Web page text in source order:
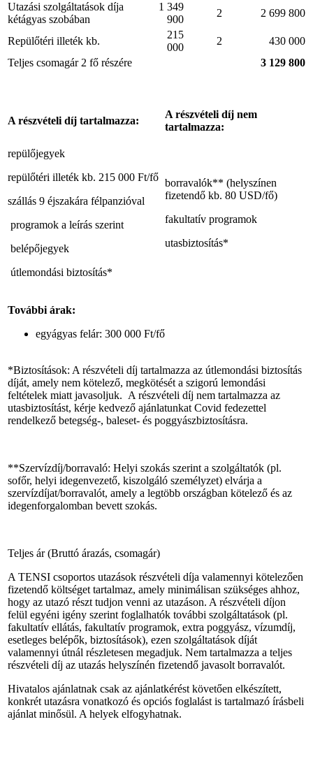
Utazási szolgáltatások díja
kétágyas szobában
1 349
900
2 2 699 800
Repülőtéri illeték kb.
215
000
2
430 000
Teljes csomagár 2 fő részére
3 129 800
A részvételi díj tartalmazza:
A részvételi díj nem
tartalmazza:
repülőjegyek
repülőtéri illeték kb. 215 000 Ft/fő
szállás 9 éjszakára félpanzióval
programok a leírás szerint
belépőjegyek
útlemondási biztosítás*
borravalók** (helyszínen
fizetendő kb. 80 USD/fő)
fakultatív programok
utasbiztosítás*
További árak:
egyágyas felár: 300 000 Ft/fő
*Biztosítások: A részvételi díj tartalmazza az útlemondási biztosítás
díját, amely nem kötelező, megkötését a szigorú lemondási
feltételek miatt javasoljuk. A részvételi díj nem tartalmazza az
utasbiztosítást, kérje kedvező ajánlatunkat Covid fedezettel
rendelkező betegség-, baleset- és poggyászbiztosításra.
**Szervízdíj/borravaló: Helyi szokás szerint a szolgáltatók (pl.
sofőr, helyi idegenvezető, kiszolgáló személyzet) elvárja a
szervízdíjat/borravalót, amely a legtöbb országban kötelező és az
idegenforgalomban bevett szokás.
Teljes ár (Bruttó árazás, csomagár)
A TENSI csoportos utazások részvételi díja valamennyi kötelezően
fizetendő költséget tartalmaz, amely minimálisan szükséges ahhoz,
hogy az utazó részt tudjon venni az utazáson. A részvételi díjon
felül egyéni igény szerint foglalhatók további szolgáltatások (pl.
fakultatív ellátás, fakultatív programok, extra poggyász, vízumdíj,
esetleges belépők, biztosítások), ezen szolgáltatások díját
valamennyi útnál részletesen megadjuk. Nem tartalmazza a teljes
részvételi díj az utazás helyszínén fizetendő javasolt borravalót.
Hivatalos ajánlatnak csak az ajánlatkérést követően elkészített,
konkrét utazásra vonatkozó és opciós foglalást is tartalmazó írásbeli
ajánlat minősül. A helyek elfogyhatnak.